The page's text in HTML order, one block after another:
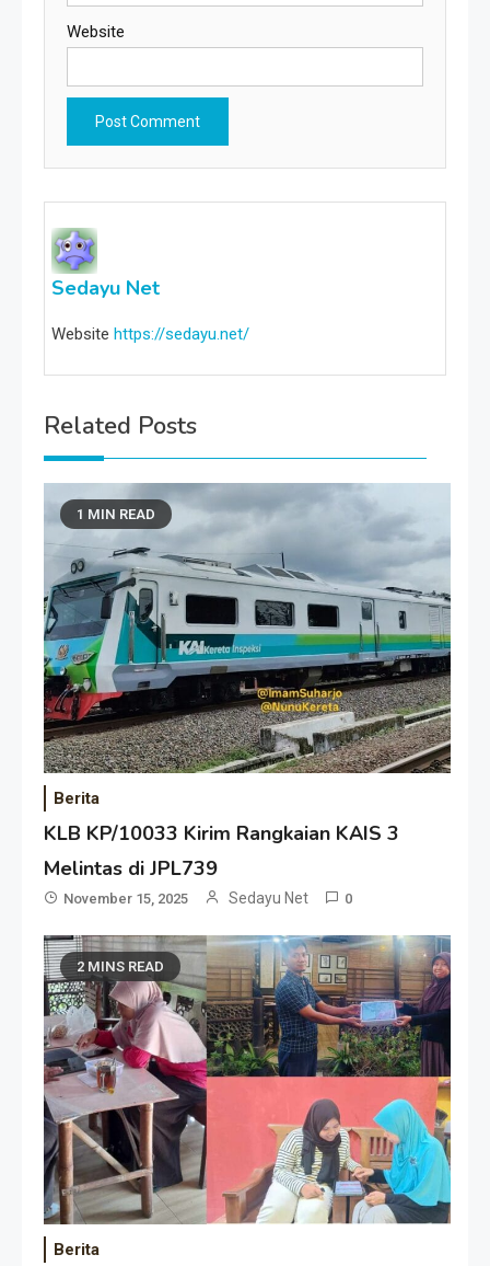
Website
Sedayu Net
Website https://sedayu.net/
Related Posts
1 MIN READ
Berita
KLB KP/10033 Kirim Rangkaian KAIS 3
Melintas di JPL739
November 15, 2025 Sedayu Net 0
2 MINS READ
Berita